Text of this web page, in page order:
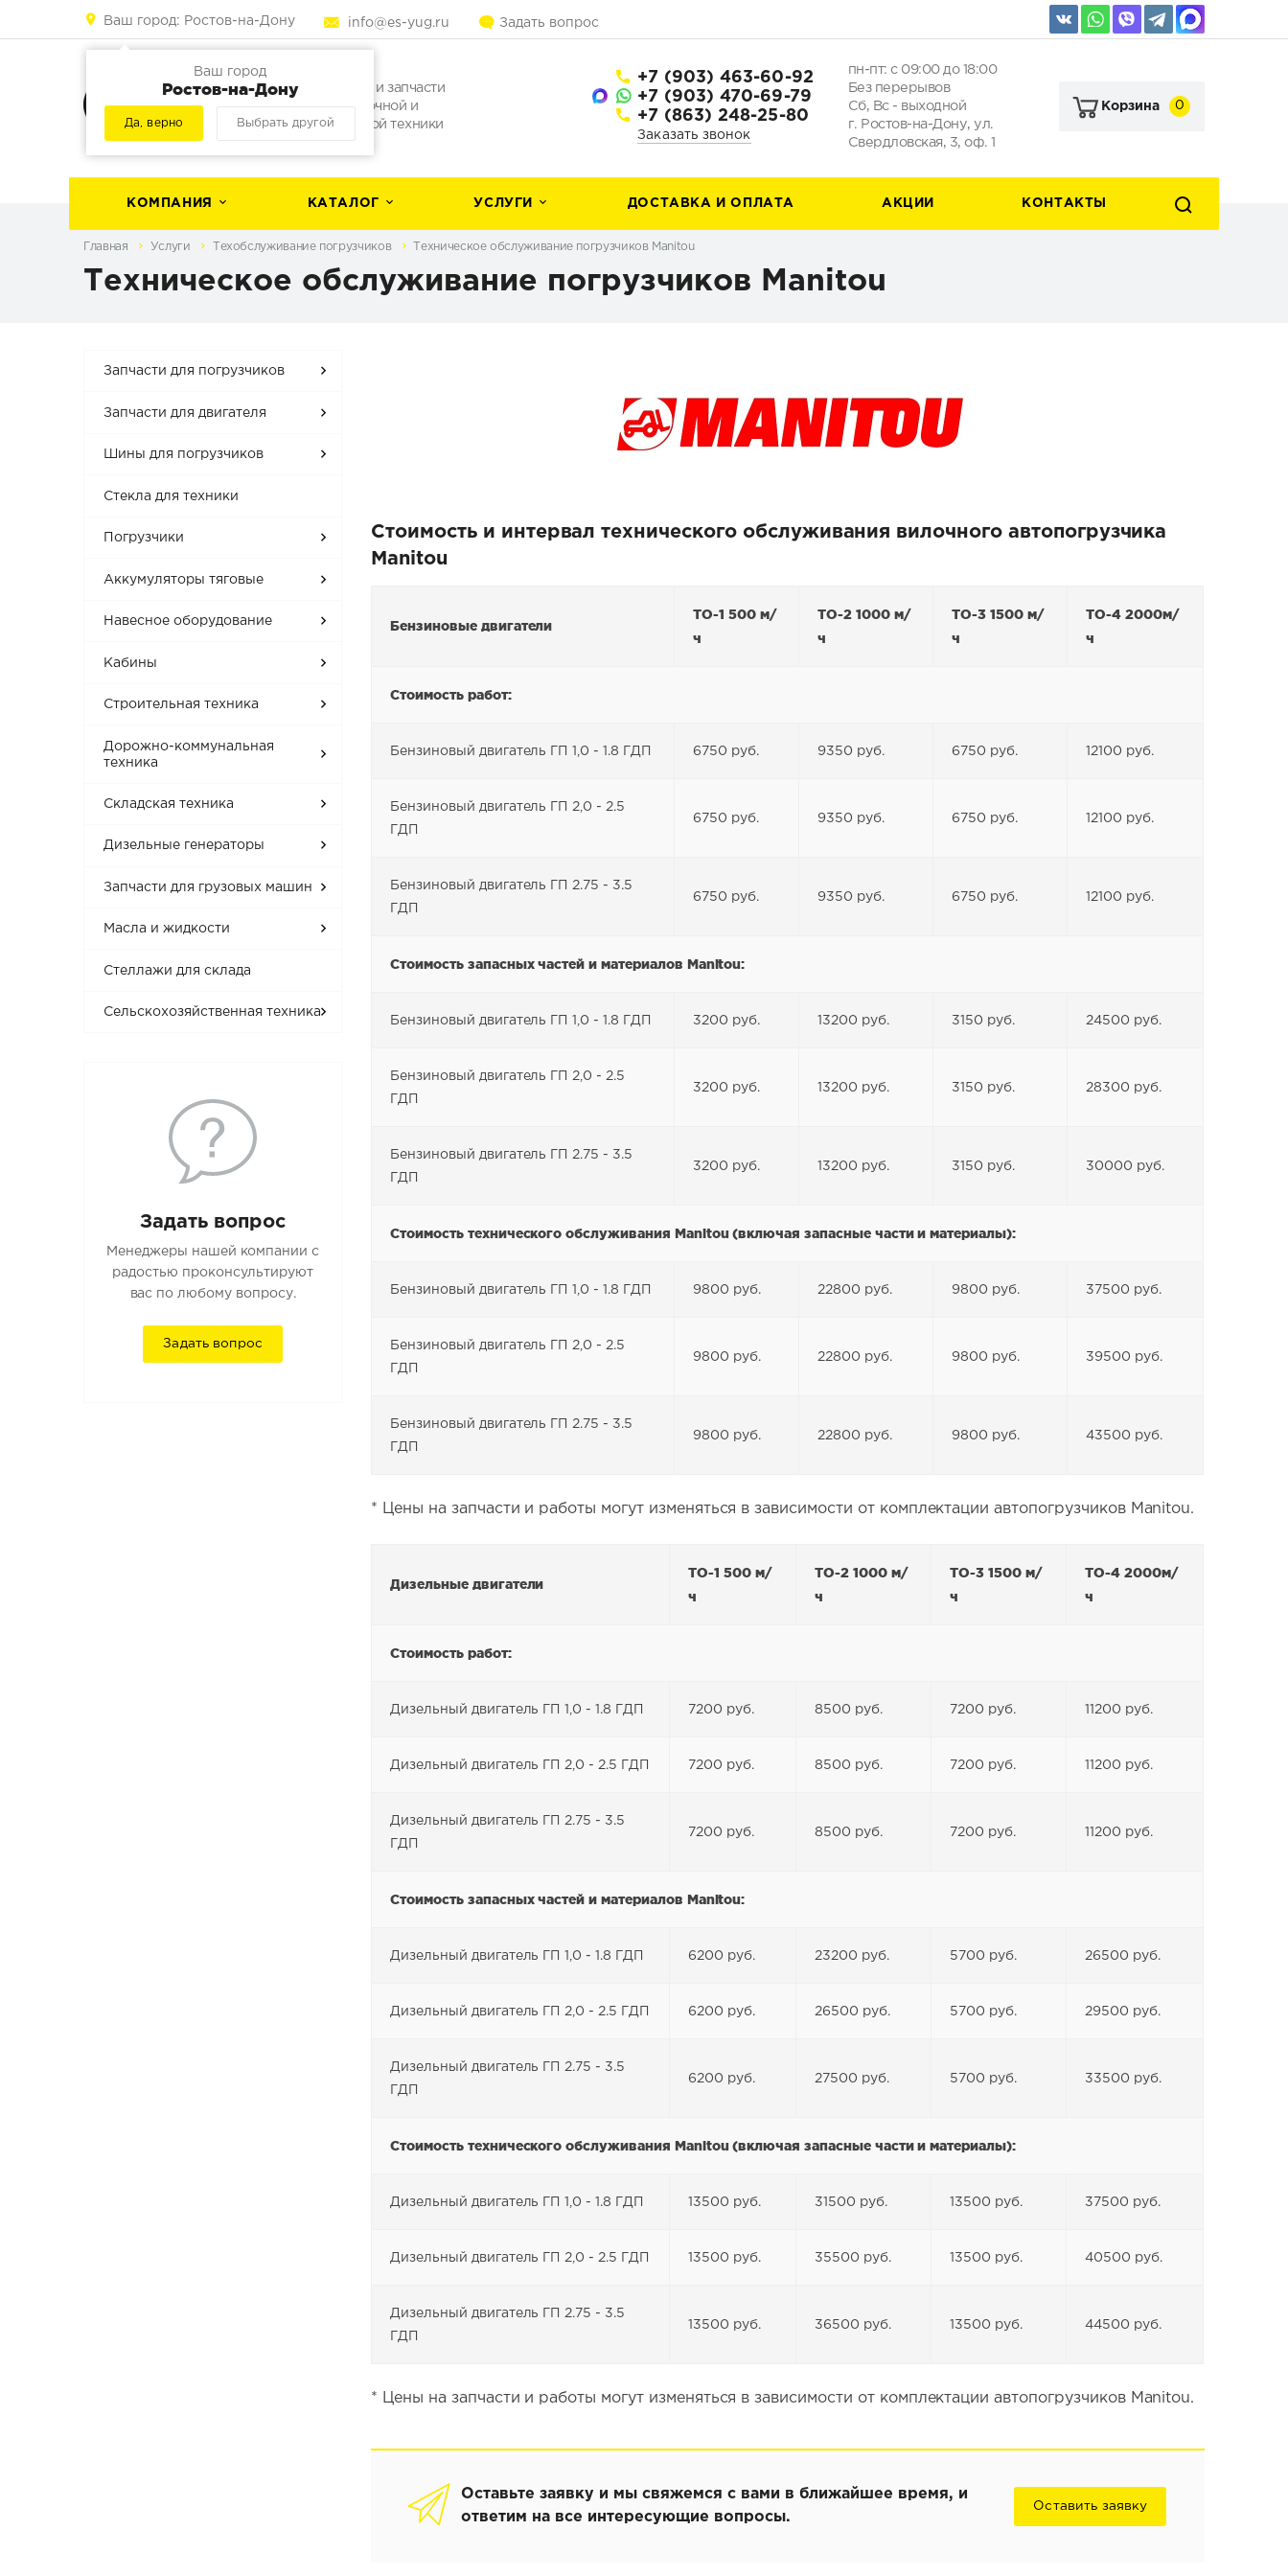
Ваш город: Ростов-на-Дону
Ваш город
Ростов-на-Дону
Да, верно Выбрать другой
info@es-yug.ru Задать вопрос
Погрузчики и запчасти
для погрузочной и
строительной техники
+7 (903) 463-60-92
+7 (903) 470-69-79
+7 (863) 248-25-80
Заказать звонок
пн-пт: с 09:00 до 18:00
Без перерывов
Сб, Вс - выходной
г. Ростов-на-Дону, ул.
Свердловская, 3, оф. 1
Корзина 0
КОМПАНИЯ КАТАЛОГ УСЛУГИ ДОСТАВКА И ОПЛАТА АКЦИИ КОНТАКТЫ
Главная Услуги Техобслуживание погрузчиков Техническое обслуживание погрузчиков Manitou
Техническое обслуживание погрузчиков Manitou
Запчасти для погрузчиков
Запчасти для двигателя
Шины для погрузчиков
Стекла для техники
Погрузчики
Аккумуляторы тяговые
Навесное оборудование
Кабины
Строительная техника
Дорожно-коммунальная
техника
Складская техника
Дизельные генераторы
Запчасти для грузовых машин
Масла и жидкости
Стеллажи для склада
Сельскохозяйственная техника
Задать вопрос
Менеджеры нашей компании с
радостью проконсультируют
вас по любому вопросу.
Задать вопрос
Стоимость и интервал технического обслуживания вилочного автопогрузчика
Manitou
Бензиновые двигатели
ТО-1 500 м/
ч
ТО-2 1000 м/
ч
ТО-3 1500 м/
ч
ТО-4 2000м/
ч
Стоимость работ:
Бензиновый двигатель ГП 1,0 - 1.8 ГДП 6750 руб. 9350 руб. 6750 руб. 12100 руб.
Бензиновый двигатель ГП 2,0 - 2.5
ГДП
6750 руб. 9350 руб. 6750 руб. 12100 руб.
Бензиновый двигатель ГП 2.75 - 3.5
ГДП
6750 руб. 9350 руб. 6750 руб. 12100 руб.
Стоимость запасных частей и материалов Manitou:
Бензиновый двигатель ГП 1,0 - 1.8 ГДП 3200 руб. 13200 руб. 3150 руб. 24500 руб.
Бензиновый двигатель ГП 2,0 - 2.5
ГДП
3200 руб. 13200 руб. 3150 руб. 28300 руб.
Бензиновый двигатель ГП 2.75 - 3.5
ГДП
3200 руб. 13200 руб. 3150 руб. 30000 руб.
Стоимость технического обслуживания Manitou (включая запасные части и материалы):
Бензиновый двигатель ГП 1,0 - 1.8 ГДП 9800 руб. 22800 руб. 9800 руб. 37500 руб.
Бензиновый двигатель ГП 2,0 - 2.5
ГДП
9800 руб. 22800 руб. 9800 руб. 39500 руб.
Бензиновый двигатель ГП 2.75 - 3.5
ГДП
9800 руб. 22800 руб. 9800 руб. 43500 руб.
* Цены на запчасти и работы могут изменяться в зависимости от комплектации автопогрузчиков Manitou.
Дизельные двигатели
ТО-1 500 м/
ч
ТО-2 1000 м/
ч
ТО-3 1500 м/
ч
ТО-4 2000м/
ч
Стоимость работ:
Дизельный двигатель ГП 1,0 - 1.8 ГДП 7200 руб. 8500 руб. 7200 руб. 11200 руб.
Дизельный двигатель ГП 2,0 - 2.5 ГДП 7200 руб. 8500 руб. 7200 руб. 11200 руб.
Дизельный двигатель ГП 2.75 - 3.5
ГДП
7200 руб. 8500 руб. 7200 руб. 11200 руб.
Стоимость запасных частей и материалов Manitou:
Дизельный двигатель ГП 1,0 - 1.8 ГДП 6200 руб. 23200 руб. 5700 руб. 26500 руб.
Дизельный двигатель ГП 2,0 - 2.5 ГДП 6200 руб. 26500 руб. 5700 руб. 29500 руб.
Дизельный двигатель ГП 2.75 - 3.5
ГДП
6200 руб. 27500 руб. 5700 руб. 33500 руб.
Стоимость технического обслуживания Manitou (включая запасные части и материалы):
Дизельный двигатель ГП 1,0 - 1.8 ГДП 13500 руб. 31500 руб. 13500 руб. 37500 руб.
Дизельный двигатель ГП 2,0 - 2.5 ГДП 13500 руб. 35500 руб. 13500 руб. 40500 руб.
Дизельный двигатель ГП 2.75 - 3.5
ГДП
13500 руб. 36500 руб. 13500 руб. 44500 руб.
* Цены на запчасти и работы могут изменяться в зависимости от комплектации автопогрузчиков Manitou.
Оставьте заявку и мы свяжемся с вами в ближайшее время, и
ответим на все интересующие вопросы.
Оставить заявку